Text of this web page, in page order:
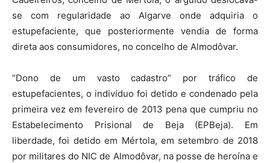
se com regularidade ao Algarve onde adquiria o
estupefaciente, que posteriormente vendia de forma
direta aos consumidores, no concelho de Almodôvar.
“Dono de um vasto cadastro” por tráfico de
estupefacientes, o indivíduo foi detido e condenado pela
primeira vez em fevereiro de 2013 pena que cumpriu no
Estabelecimento Prisional de Beja (EPBeja). Em
liberdade, foi detido em Mértola, em setembro de 2018
por militares do NIC de Almodôvar, na posse de heroína e